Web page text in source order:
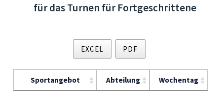
für das Turnen für Fortgeschrittene
EXCEL PDF
Sportangebot Abteilung Wochentag